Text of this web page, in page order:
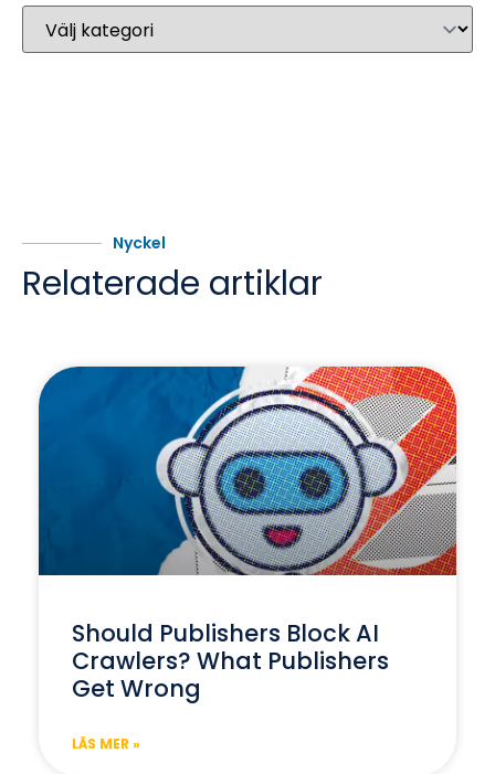
Nyckel
Relaterade artiklar
Should Publishers Block AI
Crawlers? What Publishers
Get Wrong
LÄS MER »